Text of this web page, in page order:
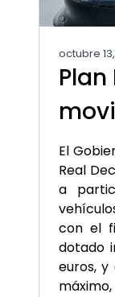
octubre
El
Real
a
con el
dotado
euros,
máximo,